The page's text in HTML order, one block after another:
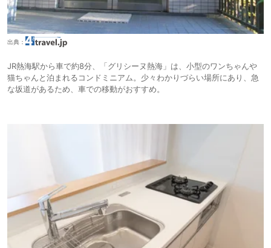
出典：
JR熱海駅から車で約8分、「グリシーヌ熱海」は、小型のワンちゃんや
猫ちゃんと泊まれるコンドミニアム。少々わかりづらい場所にあり、急
な坂道があるため、車での移動がおすすめ。